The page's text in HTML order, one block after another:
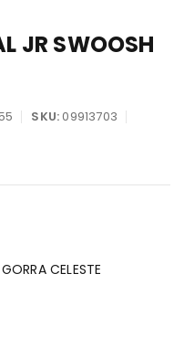
JR SWOOSH
SKU:09913703
CELESTE